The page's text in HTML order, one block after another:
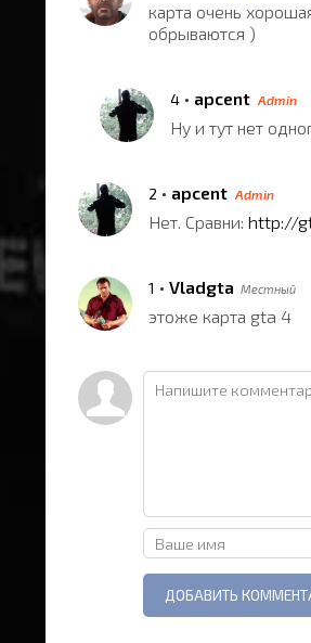
карта очень
обрываются )
4 • apcent Admin
Ну и тут нет
2 • apcent Admin
Нет. Сравни: http://
1 • Vladgta Местный
этоже карта gta 4